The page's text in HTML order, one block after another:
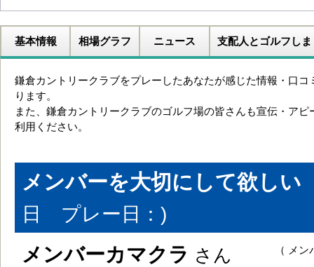
基本情報 相場グラフ ニュース 支配人とゴルフしま
鎌倉カントリークラブをプレーしたあなたが感じた情報・口コ
ります。
また、鎌倉カントリークラブのゴルフ場の皆さんも宣伝・アピ
利用ください。
メンバーを大切にして欲しい
日 プレー日：)
メンバーカマクラ さん （ メ